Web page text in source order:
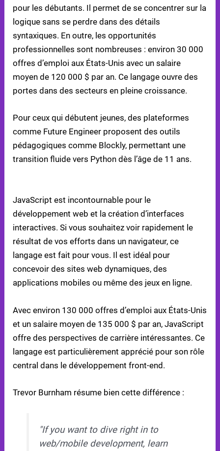
pour les débutants. Il permet de se concentrer sur la
logique sans se perdre dans des détails
syntaxiques. En outre, les opportunités
professionnelles sont nombreuses : environ 30 000
offres d’emploi aux États-Unis avec un salaire
moyen de 120 000 $ par an. Ce langage ouvre des
portes dans des secteurs en pleine croissance.
Pour ceux qui débutent jeunes, des plateformes
comme Future Engineer proposent des outils
pédagogiques comme Blockly, permettant une
transition fluide vers Python dès l’âge de 11 ans.
JavaScript est incontournable pour le
développement web et la création d’interfaces
interactives. Si vous souhaitez voir rapidement le
résultat de vos efforts dans un navigateur, ce
langage est fait pour vous. Il est idéal pour
concevoir des sites web dynamiques, des
applications mobiles ou même des jeux en ligne.
Avec environ 130 000 offres d’emploi aux États-Unis
et un salaire moyen de 135 000 $ par an, JavaScript
offre des perspectives de carrière intéressantes. Ce
langage est particulièrement apprécié pour son rôle
central dans le développement front-end.
Trevor Burnham résume bien cette différence :
"If you want to dive right in to
web/mobile development, learn